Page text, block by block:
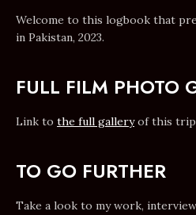
Welcome to this logbook that
in Pakistan, 2023.
FULL FILM PHOTO
Link tothe full galleryof this trip
TO GO FURTHER
Take a look to my work,